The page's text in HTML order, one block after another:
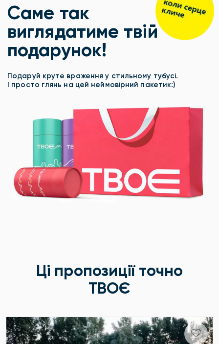
Саме так
виглядатиме твій
подарунок!
Подаруй круте враження у стильному тубусі.
І просто глянь на цей неймовірний пакетик:)
Ці пропозиції точно
ТВОЄ